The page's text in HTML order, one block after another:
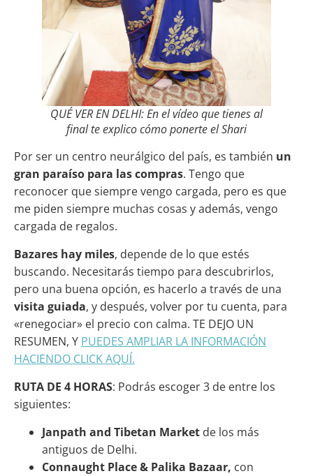
QUÉ VER EN DELHI: En el vídeo que tienes al
final te explico cómo ponerte el Shari
Por ser un centro neurálgico del país, es también un
gran paraíso para las compras. Tengo que
reconocer que siempre vengo cargada, pero es que
me piden siempre muchas cosas y además, vengo
cargada de regalos.
Bazares hay miles, depende de lo que estés
buscando. Necesitarás tiempo para descubrirlos,
pero una buena opción, es hacerlo a través de una
visita guiada, y después, volver por tu cuenta, para
«renegociar» el precio con calma. TE DEJO UN
RESUMEN, Y PUEDES AMPLIAR LA INFORMACIÓN
HACIENDO CLICK AQUÍ.
RUTA DE 4 HORAS: Podrás escoger 3 de entre los
siguientes:
Janpath and Tibetan Market de los más
antiguos de Delhi.
Connaught Place & Palika Bazaar, con